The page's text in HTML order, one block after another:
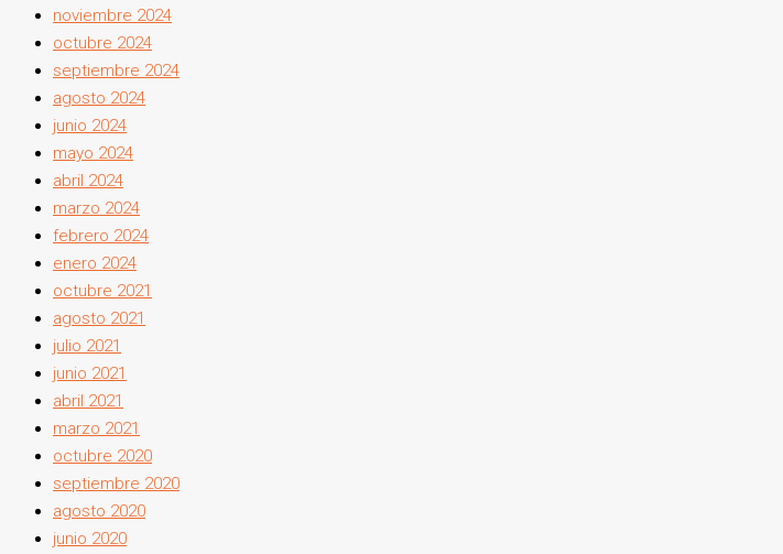
noviembre 2024
octubre 2024
septiembre 2024
agosto 2024
junio 2024
mayo 2024
abril 2024
marzo 2024
febrero 2024
enero 2024
octubre 2021
agosto 2021
julio 2021
junio 2021
abril 2021
marzo 2021
octubre 2020
septiembre 2020
agosto 2020
junio 2020